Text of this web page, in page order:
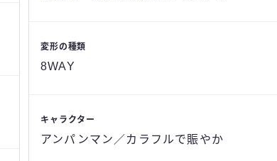
変形の種類
8WAY
キャラクター
アンパンマン／カラフルで賑やか